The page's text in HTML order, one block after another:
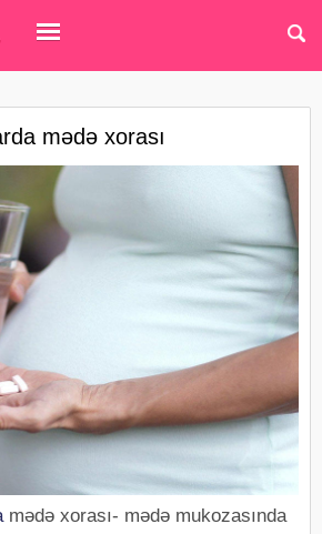
mədə xorası
mədə xorası- mədə mukozasında